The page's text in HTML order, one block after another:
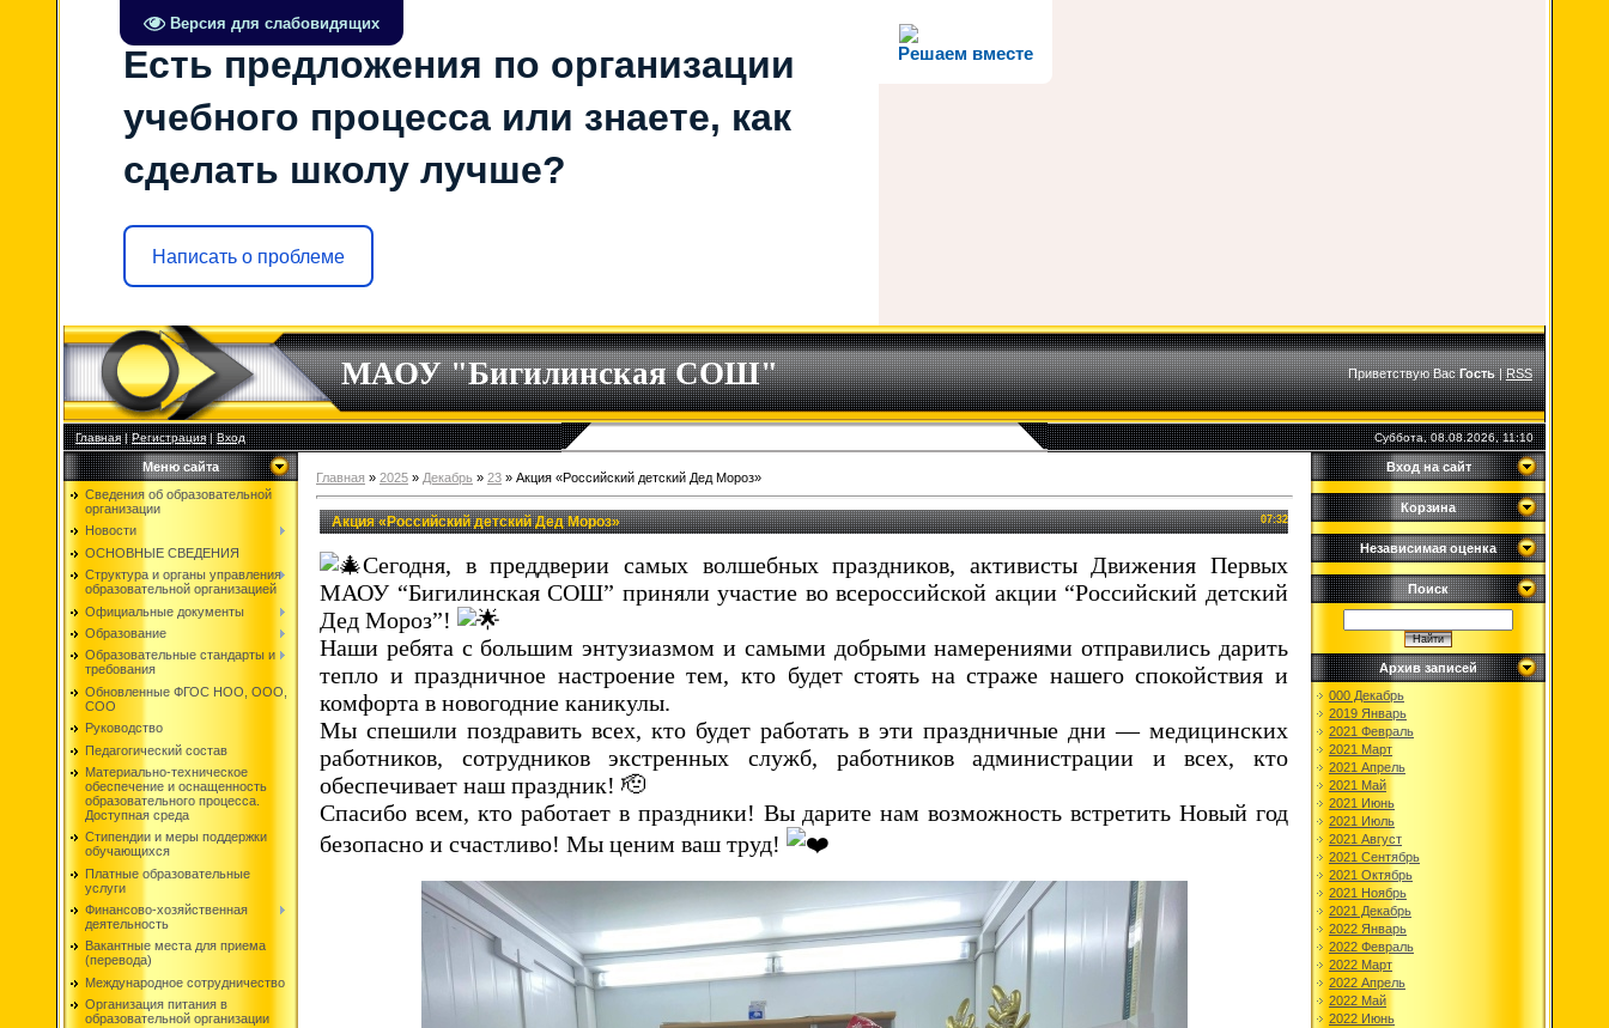
Версия для слабовидящих
Решаем вместе
Есть предложения по организации
учебного процесса или знаете, как
сделать школу лучше?
Написать о проблеме
МАОУ "Бигилинская СОШ" Приветствую Вас Гость|RSS
Главная|Регистрация|Вход Суббота, 08.08.2026, 11:10
Меню сайта
Сведения об образовательной
организации
Новости
ОСНОВНЫЕ СВЕДЕНИЯ
Структура и органы управления
образовательной организацией
Официальные документы
Образование
Образовательные стандарты и
требования
Обновленные ФГОС НОО, ООО,
СОО
Руководство
Педагогический состав
Материально-техническое
обеспечение и оснащенность
образовательного процесса.
Доступная среда
Стипендии и меры поддержки
обучающихся
Платные образовательные
услуги
Финансово-хозяйственная
деятельность
Вакантные места для приема
(перевода)
Международное сотрудничество
Организация питания в
образовательной организации
Главная » 2025 » Декабрь » 23 » Акция «Российский детский Дед Мороз»
07:32
Акция «Российский детский Дед Мороз»
Сегодня, в преддверии самых волшебных праздников, активисты Движения Первых
МАОУ “Бигилинская СОШ” приняли участие во всероссийской акции “Российский детский
Дед Мороз”!
Наши ребята с большим энтузиазмом и самыми добрыми намерениями отправились дарить
тепло и праздничное настроение тем, кто будет стоять на страже нашего спокойствия и
комфорта в новогодние каникулы.
Мы спешили поздравить всех, кто будет работать в эти праздничные дни — медицинских
работников, сотрудников экстренных служб, работников администрации и всех, кто
обеспечивает наш праздник! 🫡
Спасибо всем, кто работает в праздники! Вы дарите нам возможность встретить Новый год
безопасно и счастливо! Мы ценим ваш труд!
Вход на сайт
Корзина
Независимая оценка
Поиск
Архив записей
000 Декабрь
2019 Январь
2021 Февраль
2021 Март
2021 Апрель
2021 Май
2021 Июнь
2021 Июль
2021 Август
2021 Сентябрь
2021 Октябрь
2021 Ноябрь
2021 Декабрь
2022 Январь
2022 Февраль
2022 Март
2022 Апрель
2022 Май
2022 Июнь